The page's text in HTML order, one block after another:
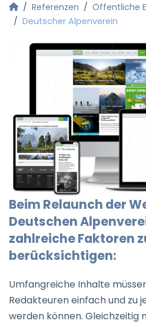
Startseite
Referenzen
Öffentliche
Deutscher Alpenverein
Beim Relaunch der
Deutschen
zahlreiche Faktoren
berücksichtigen:
Umfangreiche Inhalte
Redakteuren einfach und zu
werden können. Gleichzeitig